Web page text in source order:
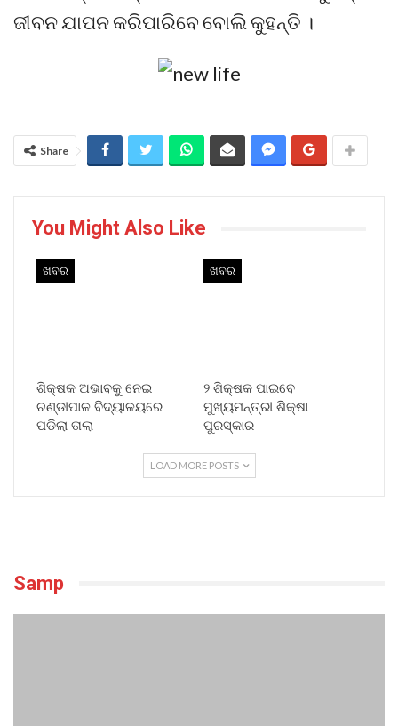
ଜୀବନ ଯାପନ କରିପାରିବେ ବୋଲି କୁହନ୍ତି ।
Share
You Might Also Like
ଖବର
ଶିକ୍ଷକ ଅଭାବକୁ ନେଇ
ଚଣ୍ଡୀପାଳ ବିଦ୍ୟାଳୟରେ
ପଡିଲା ତାଲା
ଖବର
୨ ଶିକ୍ଷକ ପାଇବେ
ମୁଖ୍ୟମନ୍ତ୍ରୀ ଶିକ୍ଷା
ପୁରସ୍କାର
LOAD MORE POSTS
Samp